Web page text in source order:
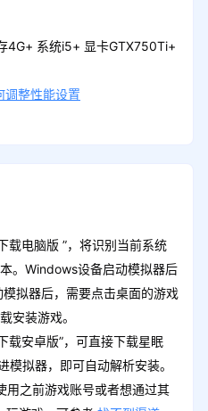
4G+ 系统i5+ 显卡GTX750Ti+
调整性能设置
电脑版 ”，将识别当前系统
。Windows设备启动模拟器后
拟器后，需要点击桌面的游戏
安装游戏。
安卓版”，可直接下载星眠
拟器，即可自动解析安装。
用之前游戏账号或者想通过其